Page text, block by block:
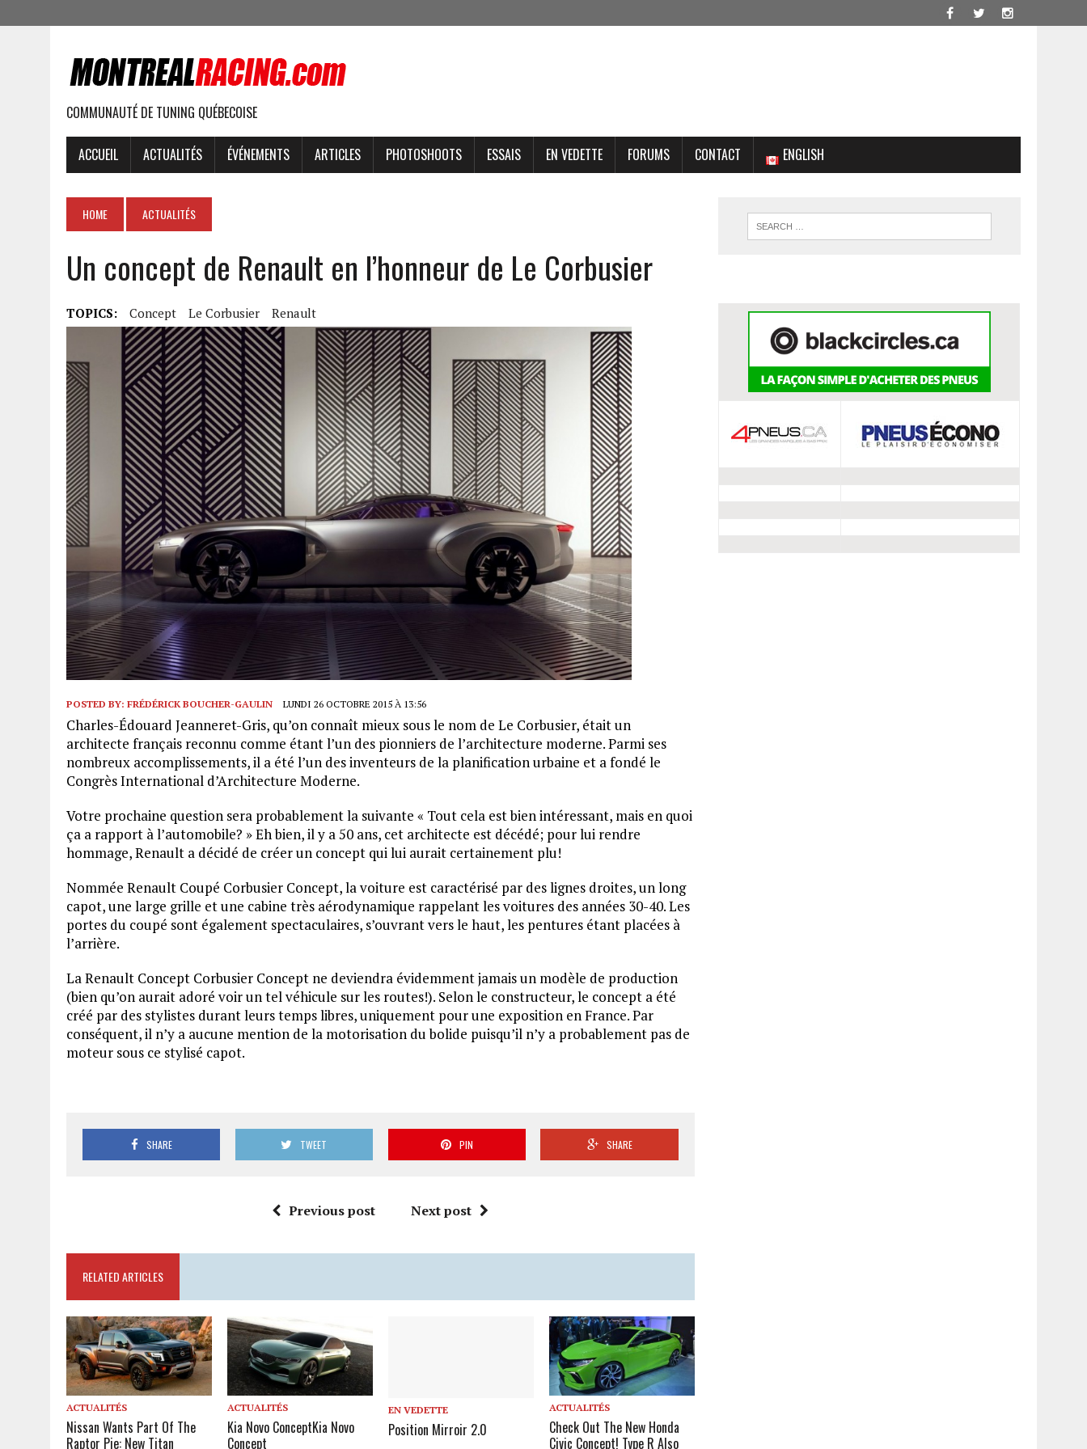
COMMUNAUTÉ DE TUNING QUÉBECOISE
ACCUEIL ACTUALITÉS ÉVÉNEMENTS ARTICLES PHOTOSHOOTS ESSAIS EN VEDETTE FORUMS CONTACT ENGLISH
HOME ACTUALITÉS
Un concept de Renault en l’honneur de Le Corbusier
TOPICS: Concept Le Corbusier Renault
POSTED BY: FRÉDÉRICK BOUCHER-GAULIN LUNDI 26 OCTOBRE 2015 À 13:56
Charles-Édouard Jeanneret-Gris, qu’on connaît mieux sous le nom de Le Corbusier, était un
architecte français reconnu comme étant l’un des pionniers de l’architecture moderne. Parmi ses
nombreux accomplissements, il a été l’un des inventeurs de la planification urbaine et a fondé le
Congrès International d’Architecture Moderne.
Votre prochaine question sera probablement la suivante « Tout cela est bien intéressant, mais en quoi
ça a rapport à l’automobile? » Eh bien, il y a 50 ans, cet architecte est décédé; pour lui rendre
hommage, Renault a décidé de créer un concept qui lui aurait certainement plu!
Nommée Renault Coupé Corbusier Concept, la voiture est caractérisé par des lignes droites, un long
capot, une large grille et une cabine très aérodynamique rappelant les voitures des années 30-40. Les
portes du coupé sont également spectaculaires, s’ouvrant vers le haut, les pentures étant placées à
l’arrière.
La Renault Concept Corbusier Concept ne deviendra évidemment jamais un modèle de production
(bien qu’on aurait adoré voir un tel véhicule sur les routes!). Selon le constructeur, le concept a été
créé par des stylistes durant leurs temps libres, uniquement pour une exposition en France. Par
conséquent, il n’y a aucune mention de la motorisation du bolide puisqu’il n’y a probablement pas de
moteur sous ce stylisé capot.
SHARE TWEET PIN SHARE
Previous post Next post
RELATED ARTICLES
ACTUALITÉS
Nissan Wants Part Of The
Raptor Pie: New Titan
ACTUALITÉS
Kia Novo ConceptKia Novo
Concept
EN VEDETTE
Position Mirroir 2.0
ACTUALITÉS
Check Out The New Honda
Civic Concept! Type R Also